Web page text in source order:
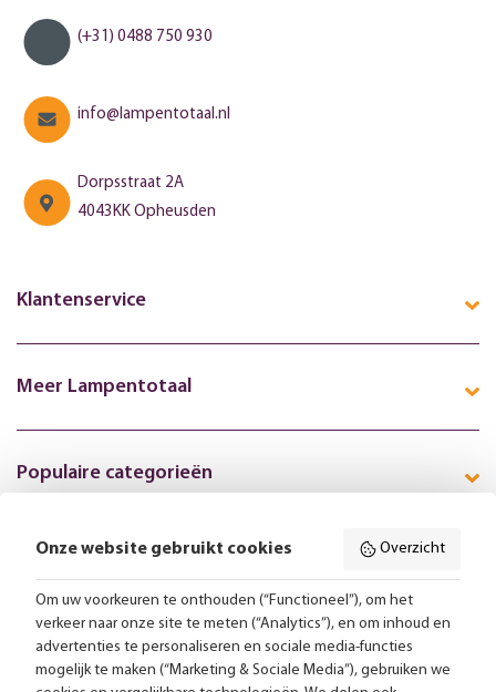
(+31) 0488 750 930
info@lampentotaal.nl
Dorpsstraat 2A
4043KK Opheusden
Klantenservice
Meer Lampentotaal
Populaire categorieën
Gratis bezorging vanaf 99,-
Onze website gebruikt cookies Overzicht
Om uw voorkeuren te onthouden (“Functioneel”), om het
verkeer naar onze site te meten (“Analytics”), en om inhoud en
advertenties te personaliseren en sociale media-functies
mogelijk te maken (“Marketing & Sociale Media”), gebruiken we